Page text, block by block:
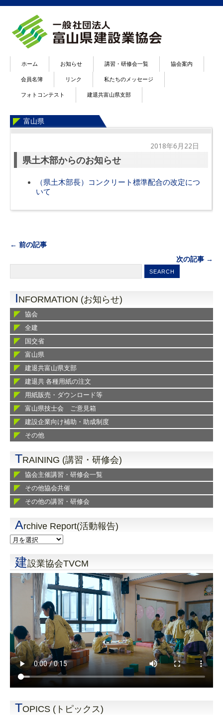
ホーム お知らせ 講習・研修会一覧 協会案内
会員名簿 リンク 私たちのメッセージ
フォトコンテスト 建退共富山県支部
富山県
2018年6月22日
県土木部からのお知らせ
（県土木部長）コンクリート標準配合の改定につ
いて
← 前の記事
次の記事 →
INFORMATION (お知らせ)
協会
全建
国交省
富山県
建退共富山県支部
建退共 各種用紙の注文
用紙販売・ダウンロード等
富山県技士会 ご意見箱
建設企業向け補助・助成制度
その他
TRAINING (講習・研修会)
協会主催講習・研修会一覧
その他協会共催
その他の講習・研修会
Archive Report(活動報告)
建設業協会TVCM
TOPICS (トピックス)